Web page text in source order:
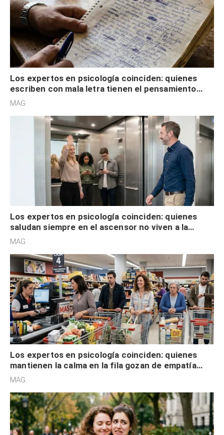
Los expertos en psicología coinciden: quienes
escriben con mala letra tienen el pensamiento
acelerado y no lo hacen por desinterés
MAG.
Los expertos en psicología coinciden: quienes
saludan siempre en el ascensor no viven a la
defensiva y tienen apertura social
MAG.
Los expertos en psicología coinciden: quienes
mantienen la calma en la fila gozan de empatía
cognitiva, gratitud y no solo tienen autocontrol
MAG.